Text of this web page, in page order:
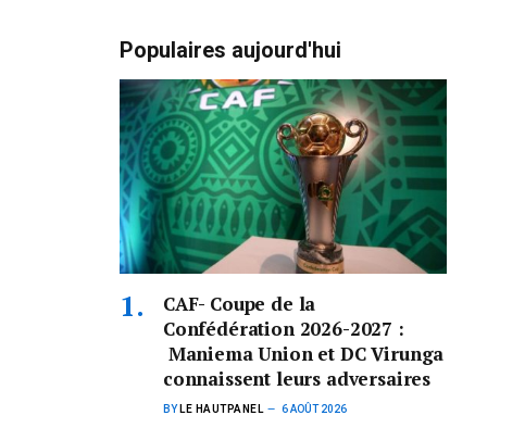
Populaires aujourd'hui
CAF- Coupe de la
Confédération 2026-2027 :
Maniema Union et DC Virunga
connaissent leurs adversaires
BY LE HAUTPANEL 6 AOÛT 2026